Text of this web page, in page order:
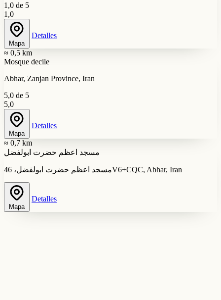
1,0 de 5
1,0
Mapa
Detalles
≈ 0,5 km
Mosque decile
Abhar, Zanjan Province, Iran
5,0 de 5
5,0
Mapa
Detalles
≈ 0,7 km
مسجد اعظم حضرت ابولفضل
مسجد اعظم حضرت ابولفضل، 46V6+CQC, Abhar, Iran
Mapa
Detalles